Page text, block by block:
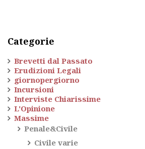
Categorie
Brevetti dal Passato
Erudizioni Legali
giornopergiorno
Incursioni
Interviste Chiarissime
L'Opinione
Massime
Penale&Civile
Civile varie